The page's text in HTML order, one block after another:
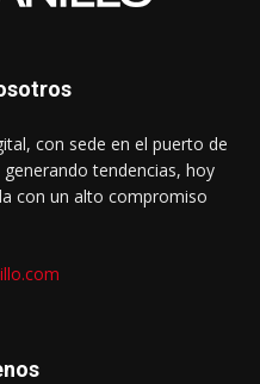
con sede en el puerto de
tendencias, hoy
con un alto compromiso